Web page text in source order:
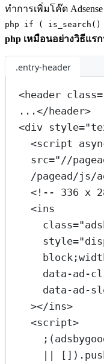
ทำการเพิ่มโค๊ด
php if (
php เหมือนอย่างวิธีแร
.entry-header
<header class=
...</ header>
<div style=
<script
src="//
/pagead/js/
<!-- 336 x
<ins
class=
style=
data-ad-
data-ad-
></ins>
<script>
[]).